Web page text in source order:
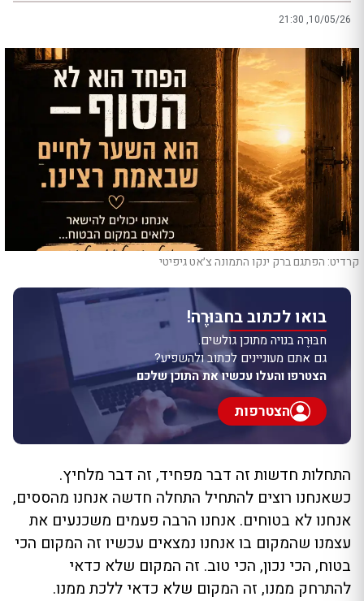
21:30 ,10/05/26
קרדיט: הפתגם ברק ינקו התמונה צ׳אט גיפיטי
בואו לכתוב בחבּוּרֶה!
חבּוּרֶה בנויה מתוכן גולשים.
גם אתם מעוניינים לכתוב ולהשפיע?
הצטרפו והעלו עכשיו את התוכן שלכם
הצטרפות
התחלות חדשות זה דבר מפחיד, זה דבר מלחיץ.
כשאנחנו רוצים להתחיל התחלה חדשה אנחנו מהססים,
אנחנו לא בטוחים. אנחנו הרבה פעמים משכנעים את
עצמנו שהמקום בו אנחנו נמצאים עכשיו זה המקום הכי
בטוח, הכי נכון, הכי טוב. זה המקום שלא כדאי
להתרחק ממנו, זה המקום שלא כדאי ללכת ממנו.